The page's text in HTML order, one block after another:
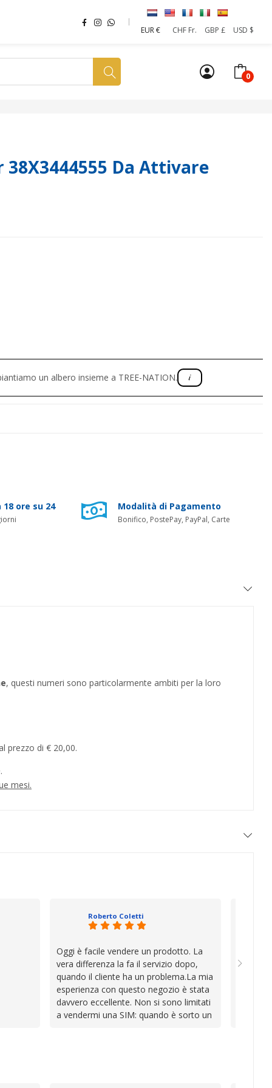
EUR €
CHF Fr. GBP £ USD $
0
Da Attivare
un albero insieme a TREE-NATION.
ore su 24 Modalità di Pagamento
Bonifico, PostePay, PayPal, Carte
, questi numeri sono particolarmente ambiti per la loro
prezzo di € 20,00.
mesi.
Roberto Coletti
Oggi è facile vendere un prodotto. La
vera differenza la fa il servizio dopo,
quando il cliente ha un problema.La mia
esperienza con questo negozio è stata
davvero eccellente. Non si sono limitati
a vendermi una SIM: quando è sorto un
sono